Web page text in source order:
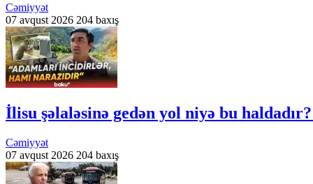
Cəmiyyət
07 avqust 2026 204 baxış
İlisu şəlaləsinə gedən yol niyə bu
Cəmiyyət
07 avqust 2026 204 baxış